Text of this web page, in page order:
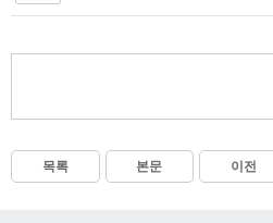
목록 본문 이전